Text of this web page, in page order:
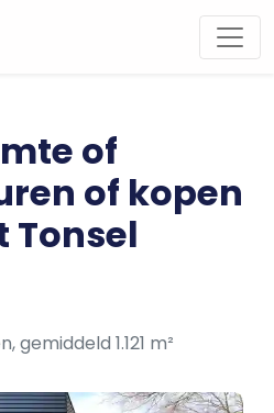
of
of kopen
Tonsel
1.121 m²